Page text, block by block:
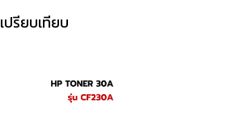
เปรียบเทียบ